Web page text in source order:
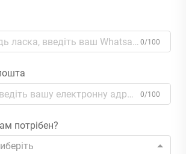
0/100
0/100
потрібен?